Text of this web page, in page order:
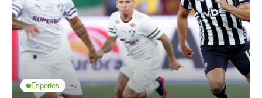
Esportes